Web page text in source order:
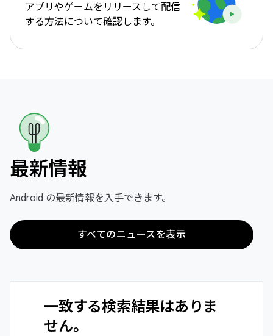
アプリやゲームをリリースして配信
する方法について確認します。
最新情報
Android の最新情報を入手できます。
すべてのニュースを表示
一致する検索結果はありま
せん。